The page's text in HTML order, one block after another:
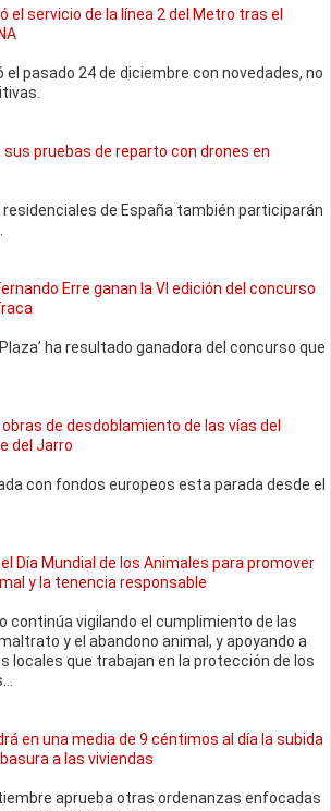
el servicio de la línea 2 del Metro tras el
el pasado 24 de diciembre con novedades, no
sus pruebas de reparto con drones en
de España también participarán
Erre ganan la VI edición del concurso
Plaza’ ha resultado ganadora del concurso que
de desdoblamiento de las vías del
del Jarro
con fondos europeos esta parada desde el
el Día Mundial de los Animales para promover
y la tenencia responsable
continúa vigilando el cumplimiento de las
y el abandono animal, y apoyando a
locales que trabajan en la protección de los
en una media de 9 céntimos al día la subida
a las viviendas
aprueba otras ordenanzas enfocadas